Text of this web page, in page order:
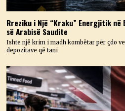
Rreziku i Një “Kraku” Energjitik në
së Arabisë Saudite
Ishte një krim i madh kombëtar për çdo
depozitave që tani